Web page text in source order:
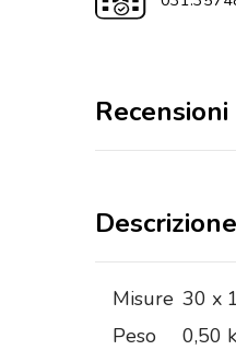
Misure 30 x
Peso
0,50